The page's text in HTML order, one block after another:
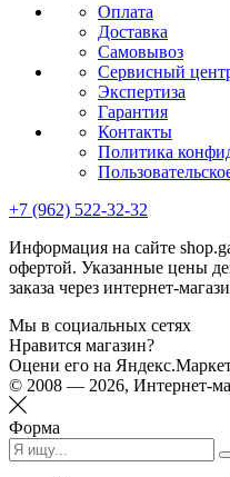
Оплата
Доставка
Самовывоз
Сервисный
Экспертиза
Гарантия
Контакты
Политика
+7 (962) 522-32-32
Информация на сайте
офертой. Указанные цены
заказа через интернет-
Мы в социальных сетях
Нравится магазин?
Оцени его на
© 2008 — 2026, Интернет-
Форма